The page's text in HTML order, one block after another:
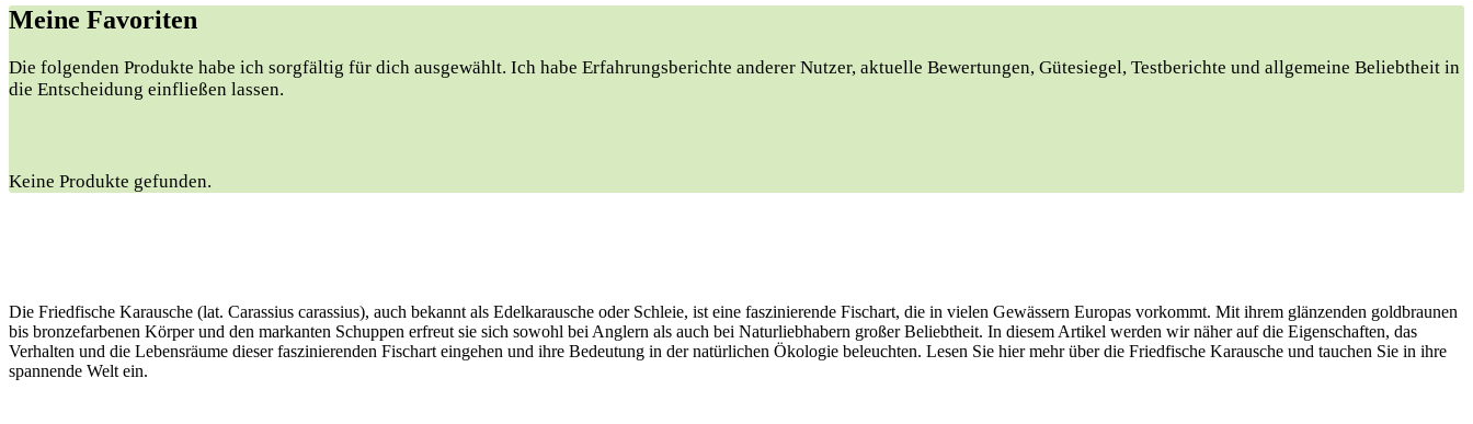
Meine Favoriten
Die folgenden Produkte habe ich sorgfältig für dich ausgewählt. Ich habe Erfahrungsberichte anderer Nutzer, aktuelle Bewertungen, Gütesiegel, Testberichte und allgemeine Beliebtheit in
die Entscheidung einfließen lassen.
Keine Produkte gefunden.
Die Friedfische Karausche (lat. Carassius carassius), auch bekannt als Edelkarausche oder Schleie, ist eine faszinierende Fischart, die in vielen Gewässern Europas vorkommt. Mit ihrem glänzenden goldbraunen
bis bronzefarbenen Körper und den markanten Schuppen erfreut sie sich sowohl bei Anglern als auch bei Naturliebhabern großer Beliebtheit. In diesem Artikel werden wir näher auf die Eigenschaften, das
Verhalten und die Lebensräume dieser faszinierenden Fischart eingehen und ihre Bedeutung in der natürlichen Ökologie beleuchten. Lesen Sie hier mehr über die Friedfische Karausche und tauchen Sie in ihre
spannende Welt ein.